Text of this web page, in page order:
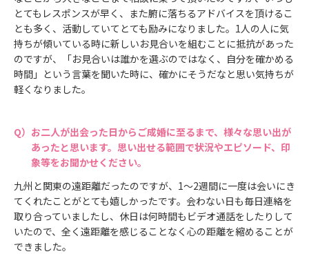
とてもレスポンスが早く、また腑に落ちるアドバイスを頂けるこ
とも多く、活動していてとても励みになりました。1人の人に気
持ちが傾いている時に新しいお見合いを組むことに抵抗があった
のですが、「お見合いは誰かを選ぶのではなく、自分を確かめる
時間」という言葉を聞いた時に、確かにそうだなと思い気持ちが
軽くなりました。
お二人が出会った日からご成婚に至るまで、様々な思い出が
あったと思います。思い出せる範囲で状況やエピソード、印
象等をお聞かせください。
九州と関東の遠距離だったのですが、1〜2週間に一度は会いにき
てくれたことがとても嬉しかったです。会わない日も毎日連絡を
取り合っていましたし、休日は何時間もビデオ通話をしたりして
いたので、全く遠距離を感じることなく心の距離を縮めることが
できました。